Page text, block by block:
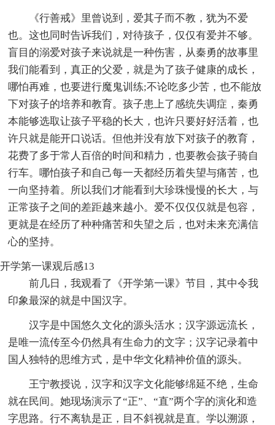
《行善戒》里曾说到，爱其子而不教，犹为不爱
也。这也同时告诉我们，对待孩子，仅仅有爱并不够。
盲目的溺爱对孩子来说就是一种伤害，从秦勇的故事里
我们能看到，真正的父爱，就是为了孩子健康的成长，
哪怕再难，也要进行魔鬼训练;不论吃多少苦，也不能放
下对孩子的培养和教育。孩子患上了感统失调症，秦勇
本能够选取让孩子平稳的长大，也许只要好好活着，也
许只就是能开口说话。但他并没有放下对孩子的教育，
花费了多于常人百倍的时间和精力，也要教会孩子骑自
行车。哪怕孩子和自己每一天都经历着失望与痛苦，也
一向坚持着。所以我们才能看到大珍珠慢慢的长大，与
正常孩子之间的差距越来越小。爱不仅仅仅就是包容，
更就是在经历了种种痛苦和失望之后，也对未来充满信
心的坚持。
开学第一课观后感13
前几日，我观看了《开学第一课》节目，其中令我
印象最深的就是中国汉字。
汉字是中国悠久文化的源头活水；汉字源远流长，
是唯一流传至今仍然具有生命力的文字；汉字记录着中
国人独特的思维方式，是中华文化精神价值的源头。
王宁教授说，汉字和汉字文化能够绵延不绝，生命
就在民间。她现场演示了“正”、“直”两个字的演化和造
字思路。行不离轨是正，目不斜视就是直。学以溯源，